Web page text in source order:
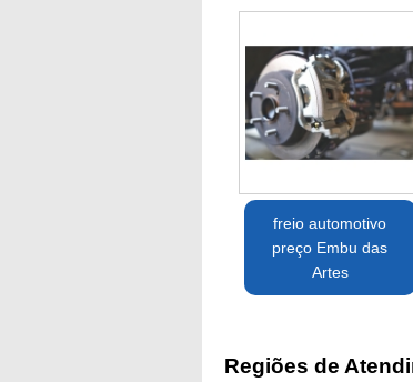
freio automotivo
preço Embu das
Artes
Regiões de